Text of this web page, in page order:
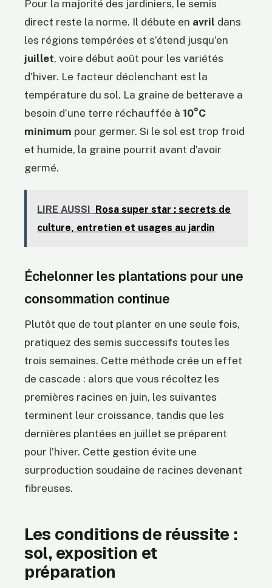
Pour la majorité des jardiniers, le semis
direct reste la norme. Il débute en avril dans
les régions tempérées et s’étend jusqu’en
juillet, voire début août pour les variétés
d’hiver. Le facteur déclenchant est la
température du sol. La graine de betterave a
besoin d’une terre réchauffée à 10°C
minimum pour germer. Si le sol est trop froid
et humide, la graine pourrit avant d’avoir
germé.
LIRE AUSSI Rosa super star : secrets de
culture, entretien et usages au jardin
Échelonner les plantations pour une
consommation continue
Plutôt que de tout planter en une seule fois,
pratiquez des semis successifs toutes les
trois semaines. Cette méthode crée un effet
de cascade : alors que vous récoltez les
premières racines en juin, les suivantes
terminent leur croissance, tandis que les
dernières plantées en juillet se préparent
pour l’hiver. Cette gestion évite une
surproduction soudaine de racines devenant
fibreuses.
Les conditions de réussite :
sol, exposition et
préparation